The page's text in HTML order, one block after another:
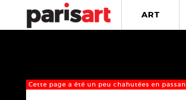
ART
Cette page a été un peu chahutées en